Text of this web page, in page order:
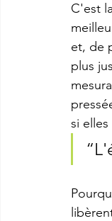
C'est
et, de
plus
si